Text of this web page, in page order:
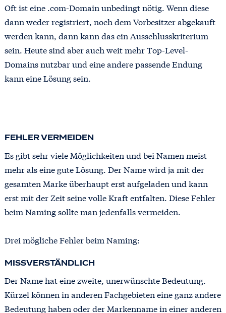
Oft ist eine .com-Domain unbedingt nötig. Wenn diese
dann weder registriert, noch dem Vorbesitzer abgekauft
werden kann, dann kann das ein Ausschlusskriterium
sein. Heute sind aber auch weit mehr Top-Level-
Domains nutzbar und eine andere passende Endung
kann eine Lösung sein.
FEHLER VERMEIDEN
Es gibt sehr viele Möglichkeiten und bei Namen meist
mehr als eine gute Lösung. Der Name wird ja mit der
gesamten Marke überhaupt erst aufgeladen und kann
erst mit der Zeit seine volle Kraft entfalten. Diese Fehler
beim Naming sollte man jedenfalls vermeiden.
Drei mögliche Fehler beim Naming:
MISSVERSTÄNDLICH
Der Name hat eine zweite, unerwünschte Bedeutung.
Kürzel können in anderen Fachgebieten eine ganz andere
Bedeutung haben oder der Markenname in einer anderen